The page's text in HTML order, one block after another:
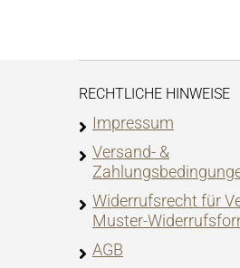
RECHTLICHE HINWEISE
Impressum
Versand- &
Widerrufsrecht für
Muster-
AGB